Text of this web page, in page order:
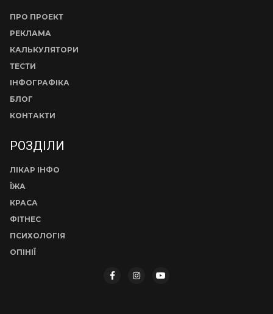
ПРО ПРОЕКТ
РЕКЛАМА
КАЛЬКУЛЯТОРИ
ТЕСТИ
ІНФОГРАФІКА
БЛОГ
КОНТАКТИ
РОЗДІЛИ
ЛІКАР ІНФО
ЇЖА
КРАСА
ФІТНЕС
ПСИХОЛОГІЯ
ОПІНІЇ